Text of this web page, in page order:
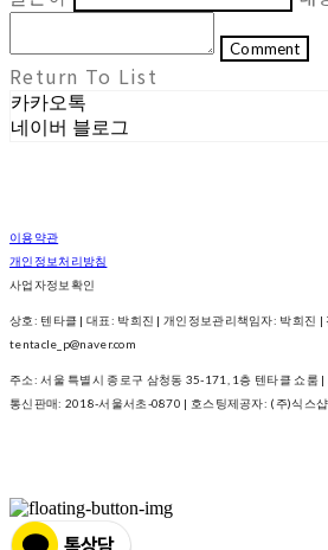
Comment
Return To List
카카오톡
네이버 블로그
이용약관
개인정보처리방침
사업자정보확인
상호: 텐타클 | 대표: 박희진 | 개인정보관리책임자: 박희진
tentacle_p@naver.com
주소: 서울 특별시 종로구 삼청동 35-171, 1층 텐타클 쇼룸
통신판매: 2018-서울서초-0870 | 호스팅제공자: (주)식스샵